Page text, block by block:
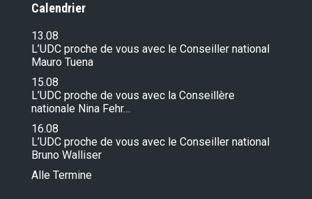
Calendrier
13.08
L’UDC proche de vous avec le Conseiller national
Mauro Tuena
15.08
L’UDC proche de vous avec la Conseillère
nationale Nina Fehr…
16.08
L’UDC proche de vous avec le Conseiller national
Bruno Walliser
Alle Termine